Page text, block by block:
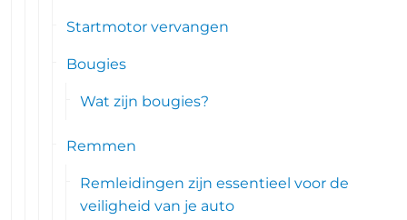
Startmotor vervangen
Bougies
Wat zijn bougies?
Remmen
Remleidingen zijn essentieel voor de
veiligheid van je auto